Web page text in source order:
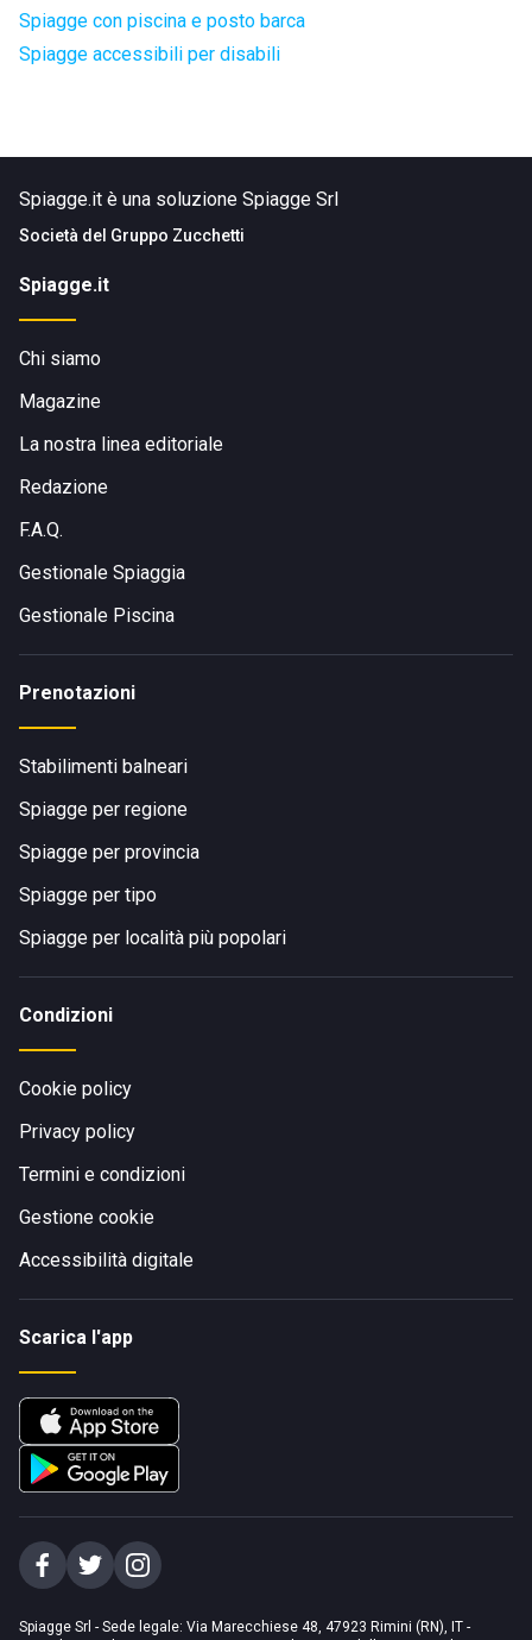
Spiagge con piscina e posto barca
Spiagge accessibili per disabili
Spiagge.it è una soluzione Spiagge Srl
Società del Gruppo Zucchetti
Spiagge.it
Chi siamo
Magazine
La nostra linea editoriale
Redazione
F.A.Q.
Gestionale Spiaggia
Gestionale Piscina
Prenotazioni
Stabilimenti balneari
Spiagge per regione
Spiagge per provincia
Spiagge per tipo
Spiagge per località più popolari
Condizioni
Cookie policy
Privacy policy
Termini e condizioni
Gestione cookie
Accessibilità digitale
Scarica l'app
Spiagge Srl - Sede legale: Via Marecchiese 48, 47923 Rimini (RN), IT -